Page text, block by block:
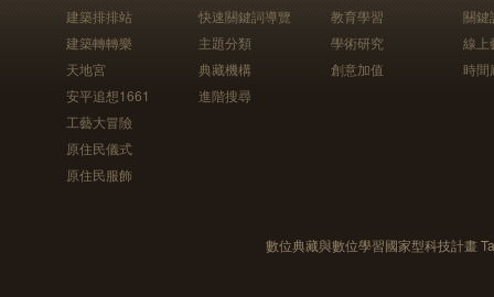
建築排排站
建築轉轉樂
天地宮
安平追想1661
工藝大冒險
原住民儀式
原住民服飾
快速關鍵詞導覽
主題分類
典藏機構
進階搜尋
教育學習
學術研究
創意加值
關鍵
線上
時間
數位典藏與數位學習國家型科技計畫